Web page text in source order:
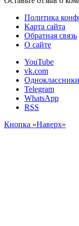
Политика
Карта сайта
Обратная связь
О сайте
YouTube
vk.com
Одноклассники
Telegram
WhatsApp
RSS
Кнопка «Наверх»